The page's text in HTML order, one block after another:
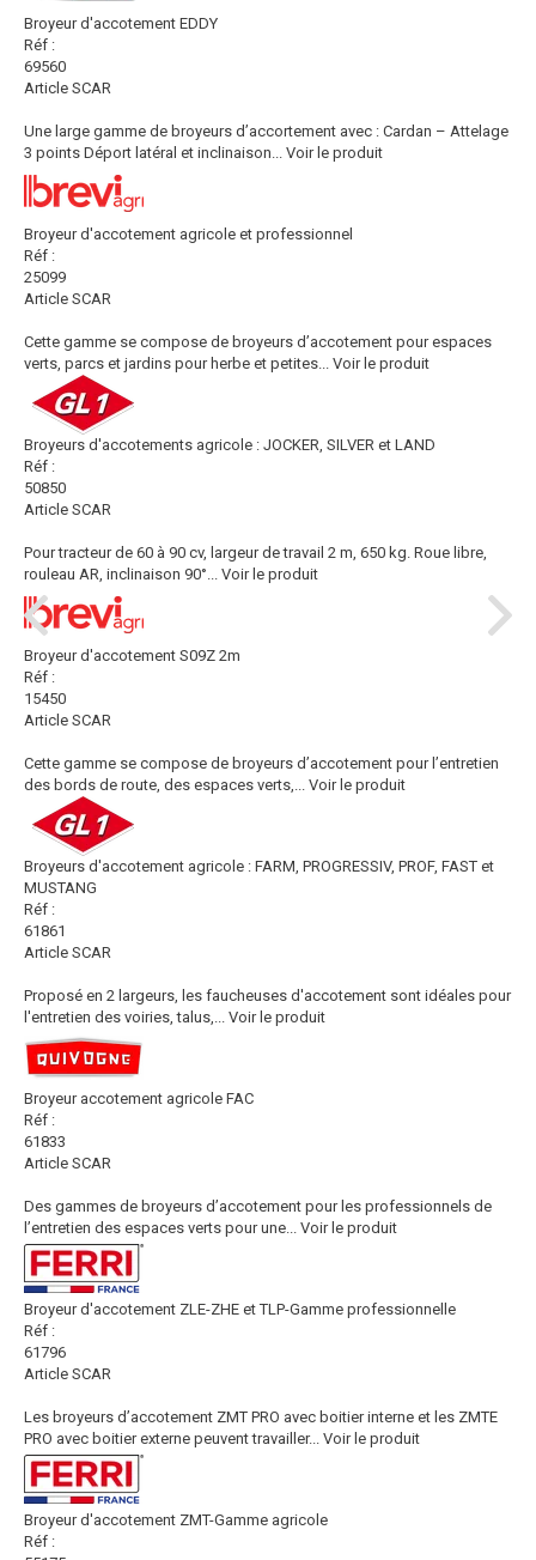
Broyeur d'accotement EDDY
Réf :
69560
Article SCAR
Une large gamme de broyeurs d’accortement avec : Cardan – Attelage
3 points Déport latéral et inclinaison... Voir le produit
Broyeur d'accotement agricole et professionnel
Réf :
25099
Article SCAR
Cette gamme se compose de broyeurs d’accotement pour espaces
verts, parcs et jardins pour herbe et petites... Voir le produit
Broyeurs d'accotements agricole : JOCKER, SILVER et LAND
Réf :
50850
Article SCAR
Pour tracteur de 60 à 90 cv, largeur de travail 2 m, 650 kg. Roue libre,
rouleau AR, inclinaison 90°... Voir le produit
Broyeur d'accotement S09Z 2m
Réf :
15450
Article SCAR
Cette gamme se compose de broyeurs d’accotement pour l’entretien
des bords de route, des espaces verts,... Voir le produit
Broyeurs d'accotement agricole : FARM, PROGRESSIV, PROF, FAST et
MUSTANG
Réf :
61861
Article SCAR
Proposé en 2 largeurs, les faucheuses d'accotement sont idéales pour
l'entretien des voiries, talus,... Voir le produit
Broyeur accotement agricole FAC
Réf :
61833
Article SCAR
Des gammes de broyeurs d’accotement pour les professionnels de
l’entretien des espaces verts pour une... Voir le produit
Broyeur d'accotement ZLE-ZHE et TLP-Gamme professionnelle
Réf :
61796
Article SCAR
Les broyeurs d’accotement ZMT PRO avec boitier interne et les ZMTE
PRO avec boitier externe peuvent travailler... Voir le produit
Broyeur d'accotement ZMT-Gamme agricole
Réf :